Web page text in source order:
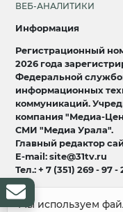
ВЕБ-АНАЛИТИКИ
Информация
Регистрационный
2026 года
Федеральной
информационных
коммуникаций.
компания "Медиа-
СМИ "Медиа Урала".
Главный редактор
E-mail: site@31tv.ru
Тел.: + 7 (351) 269 - 97 -
18+
Мы используем